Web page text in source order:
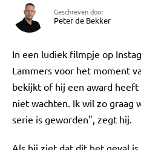
Geschreven door
Peter de Bekker
In een ludiek filmpje op
Lammers voor het moment
bekijkt of hij een award
niet wachten. Ik wil zo graag
serie is geworden", zegt hij.
Als hij ziet dat dit het geval